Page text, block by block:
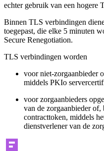
echter gebruik van een hogere
Binnen TLS verbindingen
toegepast, die elke 5 minuten
Secure Renegotiation.
TLS verbindingen worden
voor niet-zorgaanbieder
middels PKIo
voor zorgaanbieders
van de zorgaanbieder
contracttoken, middels
dienstverlener van de